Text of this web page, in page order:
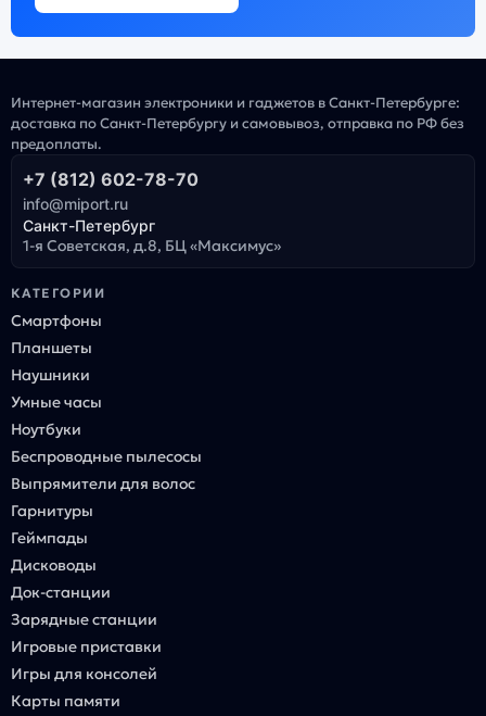
Интернет-магазин электроники и гаджетов в Санкт-Петербурге:
доставка по Санкт-Петербургу и самовывоз, отправка по РФ без
предоплаты.
+7 (812) 602-78-70
info@miport.ru
Санкт-Петербург
1-я Советская, д.8, БЦ «Максимус»
КАТЕГОРИИ
Смартфоны
Планшеты
Наушники
Умные часы
Ноутбуки
Беспроводные пылесосы
Выпрямители для волос
Гарнитуры
Геймпады
Дисководы
Док-станции
Зарядные станции
Игровые приставки
Игры для консолей
Карты памяти